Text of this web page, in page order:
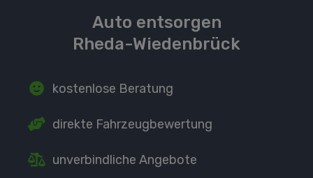
Auto entsorgen
Rheda-Wiedenbrück
kostenlose Beratung
direkte Fahrzeugbewertung
unverbindliche Angebote